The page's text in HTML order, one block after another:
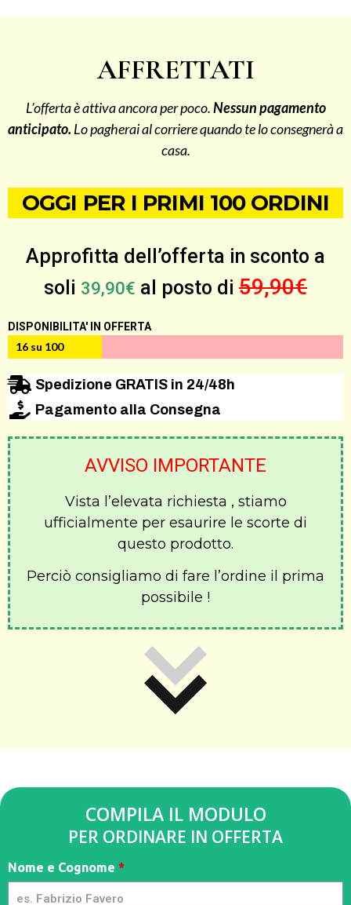
AFFRETTATI
L’offerta è attiva ancora per poco.Nessun pagamento
anticipato. Lo pagherai al corriere quando te lo consegnerà a
casa.
OGGI PER I PRIMI 100 ORDINI
Approfitta dell’offerta in sconto a
soli 39,90€ al posto di 59,90€
DISPONIBILITA' IN OFFERTA
16 su 100
Spedizione GRATIS in 24/48h
Pagamento alla Consegna
AVVISO IMPORTANTE
Vista l’elevata richiesta , stiamo
ufficialmente per esaurire le scorte di
questo prodotto.
Perciò consigliamo di fare l’ordine il prima
possibile !
COMPILA IL MODULO
PER ORDINARE IN OFFERTA
Parasole
Ombrello
Nome e Cognome *